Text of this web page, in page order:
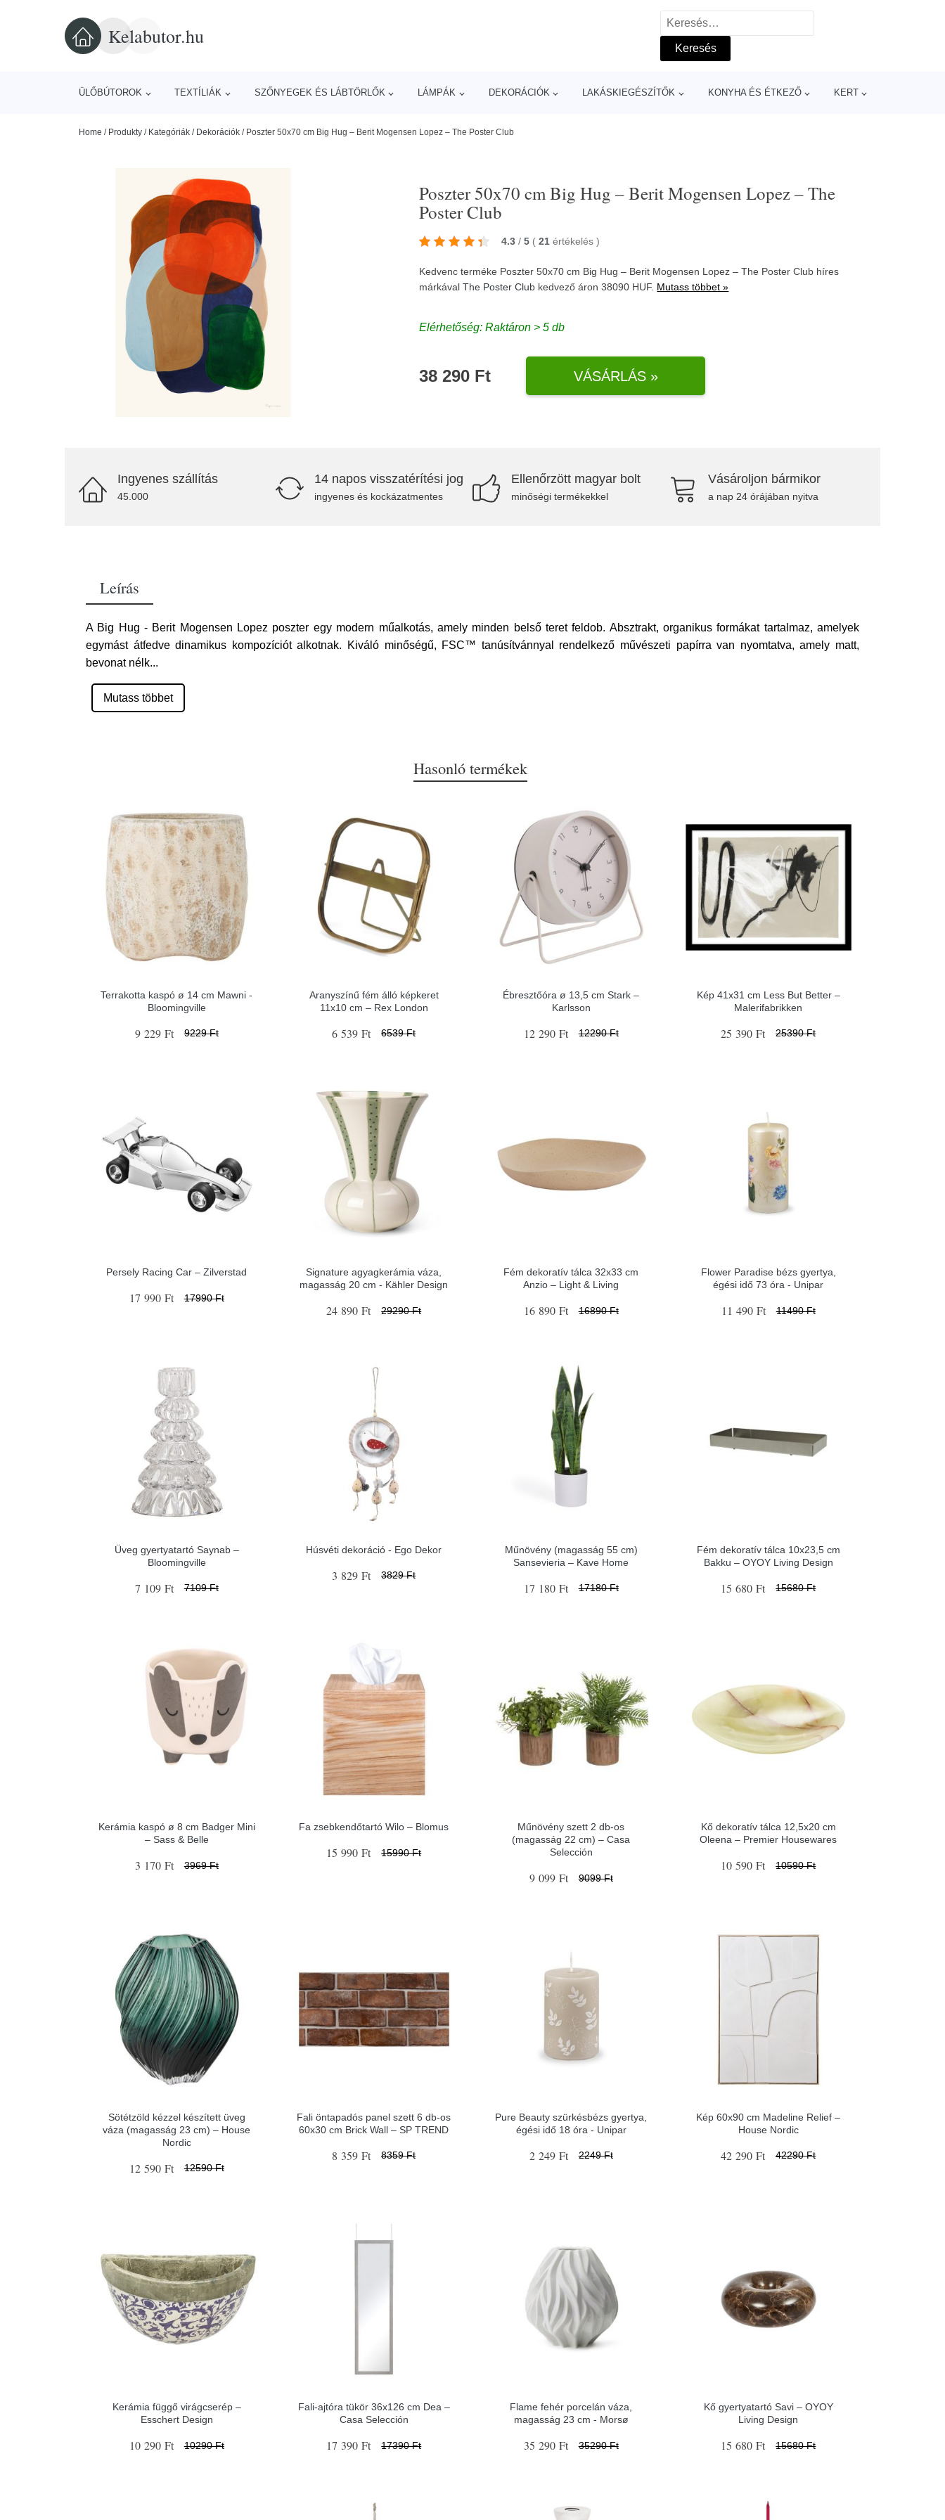
Kelabutor.hu
Keresés:
ÜLŐBÚTOROK TEXTÍLIÁK SZŐNYEGEK ÉS LÁBTÖRLŐK LÁMPÁK DEKORÁCIÓK LAKÁSKIEGÉSZÍTŐK KONYHA ÉS ÉTKEZŐ KERT
Home / Produkty / Kategóriák / Dekorációk / Poszter 50x70 cm Big Hug – Berit Mogensen Lopez – The Poster Club
Poszter 50x70 cm Big Hug – Berit Mogensen Lopez – The
Poster Club
4.3 / 5 ( 21 értékelés)
Kedvenc terméke Poszter 50x70 cm Big Hug – Berit Mogensen Lopez – The Poster Club híres
márkávalThe Poster Club kedvező áron 38090 HUF. Mutass többet »
Elérhetőség: Raktáron > 5 db
38 290 Ft VÁSÁRLÁS »
Ingyenes szállítás
45.000
14 napos visszatérítési jog
ingyenes és kockázatmentes
Ellenőrzött magyar bolt
minőségi termékekkel
Vásároljon bármikor
a nap 24 órájában nyitva
Leírás
A Big Hug - Berit Mogensen Lopez poszter egy modern műalkotás, amely minden belső teret feldob. Absztrakt, organikus formákat tartalmaz, amelyek
egymást átfedve dinamikus kompozíciót alkotnak. Kiváló minőségű, FSC™ tanúsítvánnyal rendelkező művészeti papírra van nyomtatva, amely matt,
bevonat nélk...
Mutass többet
Hasonló termékek
Terrakotta kaspó ø 14 cm Mawni -
Bloomingville
9 229 Ft 9229 Ft
Aranyszínű fém álló képkeret
11x10 cm – Rex London
6 539 Ft 6539 Ft
Ébresztőóra ø 13,5 cm Stark –
Karlsson
12 290 Ft 12290 Ft
Kép 41x31 cm Less But Better –
Malerifabrikken
25 390 Ft 25390 Ft
Persely Racing Car – Zilverstad
17 990 Ft 17990 Ft
Signature agyagkerámia váza,
magasság 20 cm - Kähler Design
24 890 Ft 29290 Ft
Fém dekoratív tálca 32x33 cm
Anzio – Light & Living
16 890 Ft 16890 Ft
Flower Paradise bézs gyertya,
égési idő 73 óra - Unipar
11 490 Ft 11490 Ft
Üveg gyertyatartó Saynab –
Bloomingville
7 109 Ft 7109 Ft
Húsvéti dekoráció - Ego Dekor
3 829 Ft 3829 Ft
Műnövény (magasság 55 cm)
Sansevieria – Kave Home
17 180 Ft 17180 Ft
Fém dekoratív tálca 10x23,5 cm
Bakku – OYOY Living Design
15 680 Ft 15680 Ft
Kerámia kaspó ø 8 cm Badger Mini
– Sass & Belle
3 170 Ft 3969 Ft
Fa zsebkendőtartó Wilo – Blomus
15 990 Ft 15990 Ft
Műnövény szett 2 db-os
(magasság 22 cm) – Casa
Selección
9 099 Ft 9099 Ft
Kő dekoratív tálca 12,5x20 cm
Oleena – Premier Housewares
10 590 Ft 10590 Ft
Sötétzöld kézzel készített üveg
váza (magasság 23 cm) – House
Nordic
12 590 Ft 12590 Ft
Fali öntapadós panel szett 6 db-os
60x30 cm Brick Wall – SP TREND
8 359 Ft 8359 Ft
Pure Beauty szürkésbézs gyertya,
égési idő 18 óra - Unipar
2 249 Ft 2249 Ft
Kép 60x90 cm Madeline Relief –
House Nordic
42 290 Ft 42290 Ft
Kerámia függő virágcserép –
Esschert Design
10 290 Ft 10290 Ft
Fali-ajtóra tükör 36x126 cm Dea –
Casa Selección
17 390 Ft 17390 Ft
Flame fehér porcelán váza,
magasság 23 cm - Morsø
35 290 Ft 35290 Ft
Kő gyertyatartó Savi – OYOY
Living Design
15 680 Ft 15680 Ft